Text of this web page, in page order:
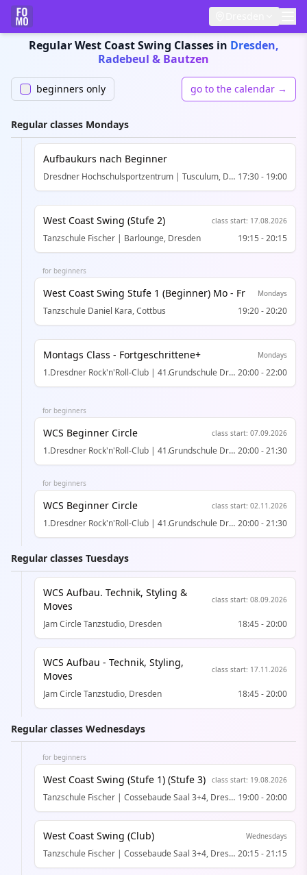
Regular West Coast Swing Classes in Dresden,
Radebeul & Bautzen
beginners only go to the calendar →
Regular classes Mondays
Aufbaukurs nach Beginner
Dresdner Hochschul­sportzentrum | Tusculum, Dresden 17:30- 19:00
West Coast Swing (Stufe 2) class start: 17.08.2026
Tanzschule Fischer | Barlounge, Dresden 19:15 -20:15
for beginners
West Coast Swing Stufe 1 (Beginner) Mo - Fr Mondays
Tanzschule Daniel Kara, Cottbus 19:20-20:20
Montags Class - Fortgeschrittene+ Mondays
1.Dresdner Rock'n'Roll-Club | 41.Grundschule Dresden (Turnhalle,
20:00-22:00
for beginners
WCS Beginner Circle class start: 07.09.2026
1.Dresdner Rock'n'Roll-Club | 41.Grundschule Dresden (Turnhalle,
20:00-21:30
for beginners
WCS Beginner Circle class start: 02.11.2026
1.Dresdner Rock'n'Roll-Club | 41.Grundschule Dresden (Turnhalle,
20:00-21:30
Regular classes Tuesdays
WCS Aufbau. Technik, Styling &
Moves
class start: 08.09.2026
Jam Circle Tanzstudio, Dresden 18:45 -20:00
WCS Aufbau - Technik, Styling,
Moves
class start: 17.11.2026
Jam Circle Tanzstudio, Dresden 18:45 -20:00
Regular classes Wednesdays
for beginners
West Coast Swing (Stufe 1) (Stufe 3) class start: 19.08.2026
Tanzschule Fischer | Cossebaude Saal 3+4, Dresden-Cossebaude 19:00-20:00
West Coast Swing (Club) Wednesdays
Tanzschule Fischer | Cossebaude Saal 3+4, Dresden-Cossebaude 20:15 -21:15